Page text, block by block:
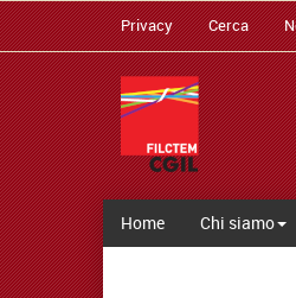
Privacy Cerca
Home Chi siamo